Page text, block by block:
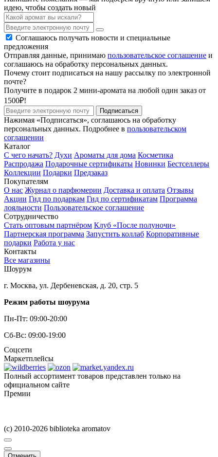
идею, чтобы создать новый
Соглашаюсь получать новости и специальные
предложения
Отправляя данные, принимаю пользовательское соглашение и
соглашаюсь на обработку персональных данных.
Почему стоит подписаться на нашу рассылку по электронной
почте?
Получите в подарок 2 мини-аромата на любой один заказ от
1500₽!
Подписаться
Нажимая «Подписаться», соглашаюсь на обработку
персональных данных. Подробнее в пользовательском
соглашении
Каталог
С чего начать? Духи Ароматы для дома Косметика
Распродажа Подарочные сертификаты Новинки Бестселлеры
Коллекции Подарки Предзаказ
Покупателям
О нас Журнал о парфюмерии Доставка и оплата Отзывы
Акции Гид по подаркам Гид по сертификатам Программа
лояльности Пользовательское соглашение
Сотрудничество
Стать оптовым партнёром Клуб «После полуночи»
Партнерская программа Запустить коллаб Корпоративные
подарки Работа у нас
Контакты
Все магазины
Шоурум
г. Москва, ул. Дербеневская, д. 20, стр. 5
Режим работы шоурума
Пн-Пт: 09:00-20:00
Сб-Вс: 09:00-19:00
Соцсети
Маркетплейсы
Полный ассортимент товаров представлен только на
официальном сайте
Премии
(c) 2010-2026 biblioteka aromatov